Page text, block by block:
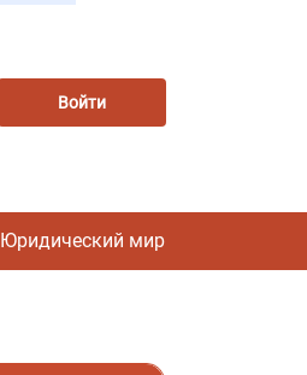
Войти
Юридический мир